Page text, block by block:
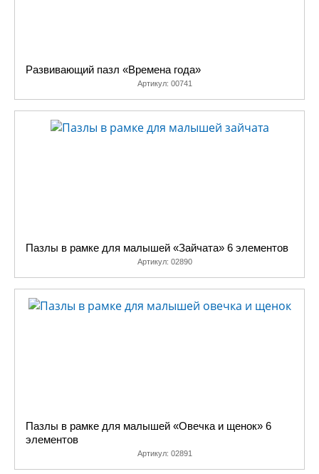
Развивающий пазл «Времена года»
Артикул: 00741
Пазлы в рамке для малышей «Зайчата» 6 элементов
Артикул: 02890
Пазлы в рамке для малышей «Овечка и щенок» 6
элементов
Артикул: 02891